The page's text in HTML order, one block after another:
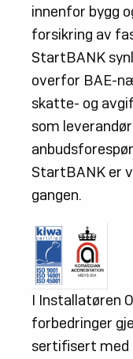
innenfor bygg
forsikring av
StartBANK
overfor BAE-
skatte- og
som
StartBANK er
gangen.
I Installatøren
forbedringer
sertifisert med